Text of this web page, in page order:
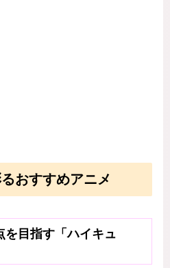
おすすめアニメ
を目指す「ハイキュ